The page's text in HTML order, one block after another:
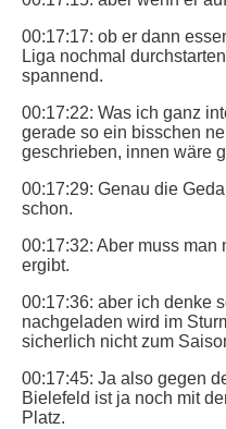
00:17:17: ob er dann
Liga nochmal
spannend.
00:17:22: Was ich ganz
gerade so ein bisschen
geschrieben, innen wäre
00:17:29: Genau die
schon.
00:17:32: Aber muss
ergibt.
00:17:36: aber ich denke
nachgeladen wird im
sicherlich nicht zum
00:17:45: Ja also gegen
Bielefeld ist ja noch mit
Platz.